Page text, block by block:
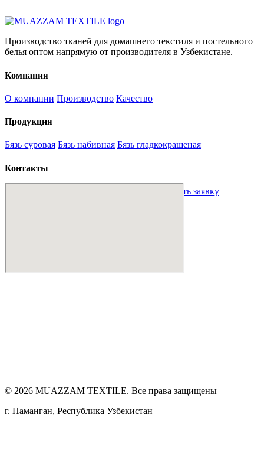
Производство тканей для домашнего текстиля и постельного
белья оптом напрямую от производителя в Узбекистане.
Компания
О компании Производство Качество
Продукция
Бязь суровая Бязь набивная Бязь гладкокрашеная
Контакты
Оставить заявку
© 2026 MUAZZAM TEXTILE. Все права защищены
г. Наманган, Республика Узбекистан